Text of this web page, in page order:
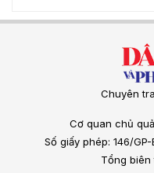
Chuyên
Cơ quan chủ
Số giấy phép: 146/
Tổng biên